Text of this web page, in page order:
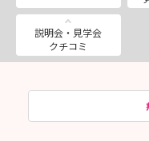
説明会・見学会
クチコミ